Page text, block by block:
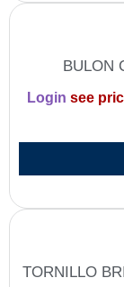
BULON
Login see
TORNILLO